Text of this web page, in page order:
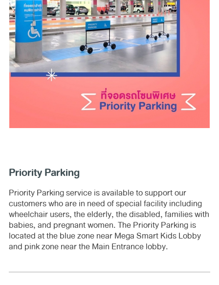
Priority Parking
Priority Parking service is available to support our
customers who are in need of special facility including
wheelchair users, the elderly, the disabled, families with
babies, and pregnant women. The Priority Parking is
located at the blue zone near Mega Smart Kids Lobby
and pink zone near the Main Entrance lobby.